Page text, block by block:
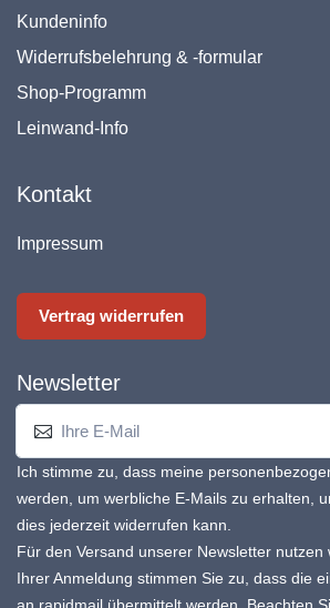
Kundeninfo
Widerrufsbelehrung & -formular
Shop-Programm
Leinwand-Info
Kontakt
Impressum
Vertrag widerrufen
Newsletter
Ich stimme zu, dass meine
werden, um werbliche E-Mails zu erhalten,
dies jederzeit widerrufen kann.
Für den Versand unserer Newsletter nutzen
Ihrer Anmeldung stimmen Sie zu, dass die